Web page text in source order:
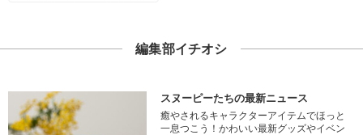
編集部イチオシ
スヌーピーたちの最新ニュース
癒やされるキャラクターアイテムでほっと
一息つこう！かわいい最新グッズやイベン